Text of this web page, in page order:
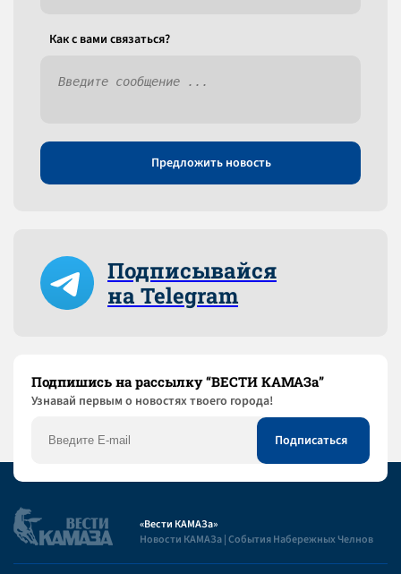
Как c вами связаться?
Предложить новость
Подписывайся
на Telegram
Подпишись на рассылку “ВЕСТИ КАМАЗа”
Узнaвай первым о новостях твоего города!
«Вести КАМАЗа»
Новости КАМАЗа | События Набережных Челнов